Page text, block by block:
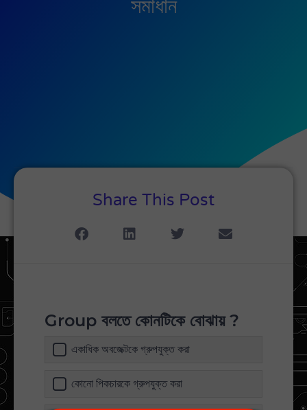
সমাধান
Share This Post
Group বলতে কোনটিকে বোঝায় ?
একাধিক অবজেক্টকে গ্রুপযুক্ত করা
কোনো পিকচারকে গ্রুপযুক্ত করা